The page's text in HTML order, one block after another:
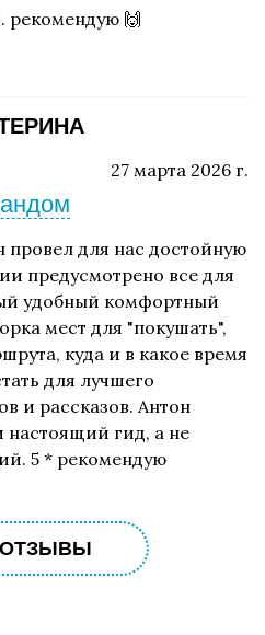
рекомендую 🙌
27 марта 2026 г.
провел для нас достойную
предусмотрено все для
удобный комфортный
мест для "покушать",
куда и в какое время
для лучшего
и рассказов. Антон
настоящий гид, а не
5 * рекомендую